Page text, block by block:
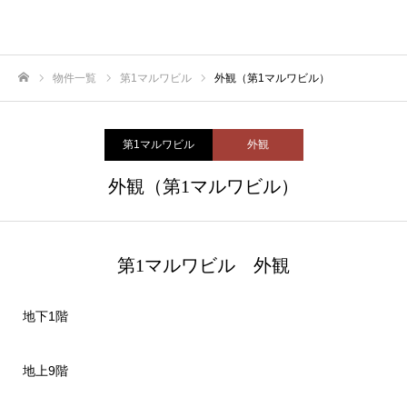
物件一覧 第1マルワビル 外観（第1マルワビル）
第1マルワビル 外観
外観（第1マルワビル）
第1マルワビル 外観
地下1階
地上9階